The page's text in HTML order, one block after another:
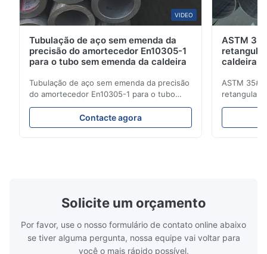
VIDEO
Tubulação de aço sem emenda da
precisão do amortecedor En10305-1
para o tubo sem emenda da caldeira
Tubulação de aço sem emenda da precisão
do amortecedor En10305-1 para o tubo
sem emenda da caldeira Tubos de aço da
precisão sem emenda Para para ser usado
nas peças de sistema hidráulico, de
Contacte agora
ASTM
caldeira
ASTM 35#
retangular
316
óleo, do
Solicite um orçamento
Por favor, use o nosso formulário de contato online abaixo
se tiver alguma pergunta, nossa equipe vai voltar para
você o mais rápido possível.